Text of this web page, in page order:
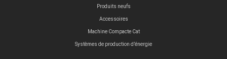
Produits neufs
Accessoires
Machine Compacte Cat
Systèmes de production d’énergie